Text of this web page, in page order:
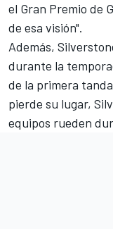
el Gran Premio de
de esa visión".
Además,
durante la
de la primera
pierde su lugar,
equipos rueden